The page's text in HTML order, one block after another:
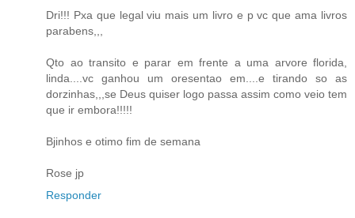
Dri!!! Pxa que legal viu mais um livro e p vc que ama livros
parabens,,,
Qto ao transito e parar em frente a uma arvore florida,
linda....vc ganhou um oresentao em....e tirando so as
dorzinhas,,,se Deus quiser logo passa assim como veio tem
que ir embora!!!!!
Bjinhos e otimo fim de semana
Rose jp
Responder